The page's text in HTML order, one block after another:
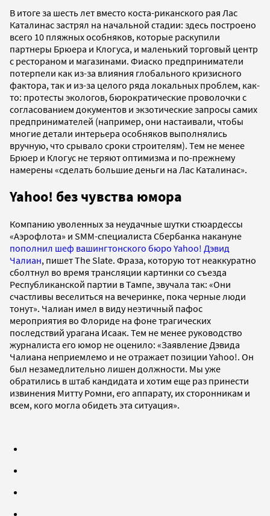
В итоге за шесть лет вместо коста-риканского рая Лас
Каталинас застрял на начальной стадии: здесь построено
всего 10 пляжных особняков, которые раскупили
партнеры Брюера и Клогуса, и маленький торговый центр
с рестораном и магазинами. Фиаско предприниматели
потерпели как из-за влияния глобального кризисного
фактора, так и из-за целого ряда локальных проблем, как-
то: протесты экологов, бюрократические проволочки с
согласованием документов и экзотические запросы самих
предпринимателей (например, они настаивали, чтобы
многие детали интерьера особняков выполнялись
вручную, что срывало сроки строителям). Тем не менее
Брюер и Клогус не теряют оптимизма и по-прежнему
намерены «сделать большие деньги на Лас Каталинас».
Yahoo! без чувства юмора
Компанию уволенных за неудачные шутки стюардессы
«Аэрофлота» и SMM-специалиста Сбербанка накануне
пополнил шеф вашингтонского бюро Yahoo! Дэвид
Чалиан, пишет The Slate. Фраза, которую тот неаккуратно
сболтнул во время трансляции картинки со съезда
Республиканской партии в Тампе, звучала так: «Они
счастливы веселиться на вечеринке, пока черные люди
тонут». Чалиан имел в виду неэтичный пафос
мероприятия во Флориде на фоне трагических
последствий урагана Исаак. Тем не менее руководство
журналиста его юмор не оценило: «Заявление Дэвида
Чалиана неприемлемо и не отражает позиции Yahoo!. Он
был незамедлительно лишен должности. Мы уже
обратились в штаб кандидата и хотим еще раз принести
извинения Митту Ромни, его аппарату, их сторонникам и
всем, кого могла обидеть эта ситуация».